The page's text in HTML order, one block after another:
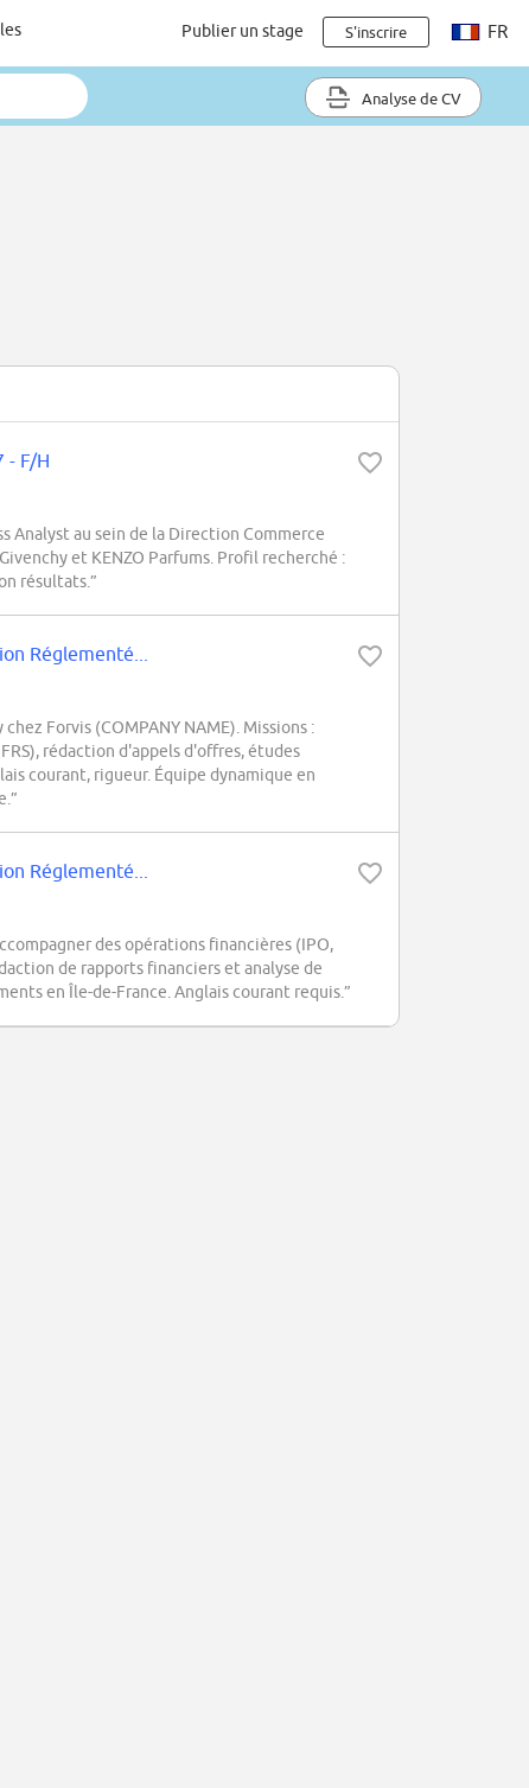
Publier un stage S'inscrire FR
Analyse de CV
- F/H
Analyst au sein de la Direction Commerce
et KENZO Parfums. Profil recherché :
résultats.”
Réglementé...
Forvis (COMPANY NAME). Missions :
rédaction d'appels d'offres, études
courant, rigueur. Équipe dynamique en
Réglementé...
des opérations financières (IPO,
de rapports financiers et analyse de
en Île-de-France. Anglais courant requis.”